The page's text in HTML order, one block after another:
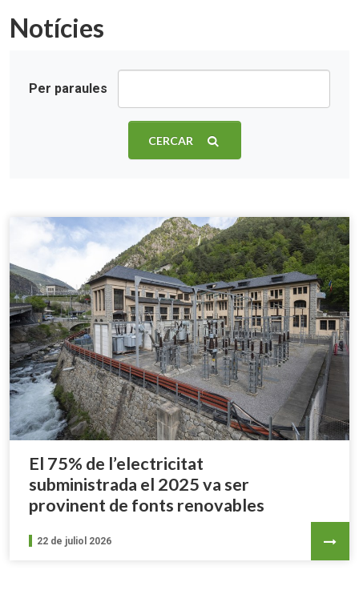
Notícies
Per paraules
CERCAR
El 75% de l’electricitat
subministrada el 2025 va ser
provinent de fonts renovables
22 de juliol 2026